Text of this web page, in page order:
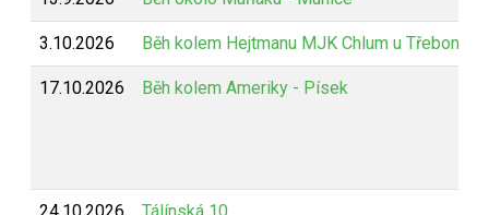
3.10.2026 Běh kolem Hejtmanu MJK Chlum u Třeboně
17.10.2026 Běh kolem Ameriky - Písek